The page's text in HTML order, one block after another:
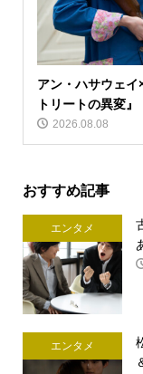
アン・ハサウェ
トリートの異変
2026.08.08
おすすめ記事
エンタメ
エンタメ